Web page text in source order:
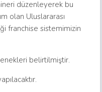
düzenleyerek bu
olan Uluslararası
franchise sistemimizin
belirtilmiştir.